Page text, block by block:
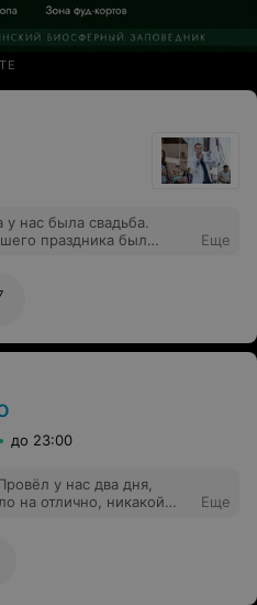
у нас была свадьба.
праздника был
а главное не похожий ни
я видела! Он ловит
публику как никто
без исключения. Так
на свадьбу -
Ееея)))
Еще
до 23:00
у нас два дня,
провёл его супер!
сходить с дистанции!!
Еще